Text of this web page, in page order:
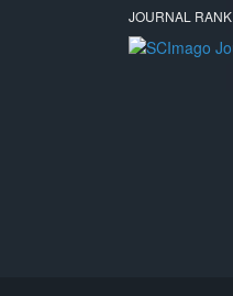
JOURNAL RANK